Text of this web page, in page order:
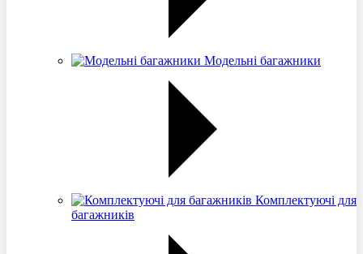
Модельні багажники
Комплектуючі для
багажників